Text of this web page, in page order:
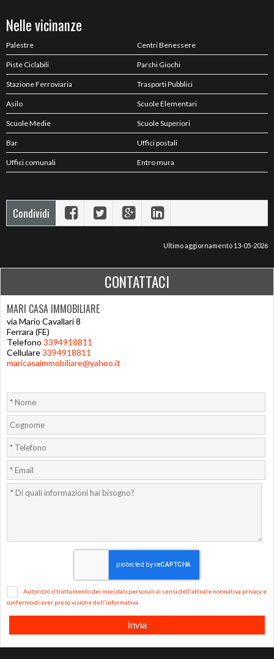
Nelle vicinanze
Palestre Centri Benessere
Piste Ciclabili Parchi Giochi
Stazione Ferroviaria Trasporti Pubblici
Asilo Scuole Elementari
Scuole Medie Scuole Superiori
Bar Uffici postali
Uffici comunali Entro mura
Condividi
Ultimo aggiornamento 13-05-2026
CONTATTACI
MARI CASA IMMOBILIARE
via Mario Cavallari 8
Ferrara (FE)
Telefono 3394918811
Cellulare3394918811
maricasaimmobiliare@yahoo.it
Autorizzo il trattamento dei miei dati personali ai sensi dell'attuale normativa privacy e
confermo di aver preso visione dell'informativa.